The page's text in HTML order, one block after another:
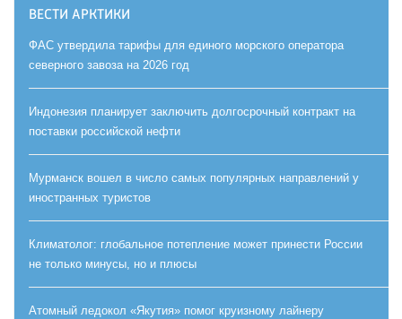
ВЕСТИ АРКТИКИ
ФАС утвердила тарифы для единого морского оператора
северного завоза на 2026 год
Индонезия планирует заключить долгосрочный контракт на
поставки российской нефти
Мурманск вошел в число самых популярных направлений у
иностранных туристов
Климатолог: глобальное потепление может принести России
не только минусы, но и плюсы
Атомный ледокол «Якутия» помог круизному лайнеру